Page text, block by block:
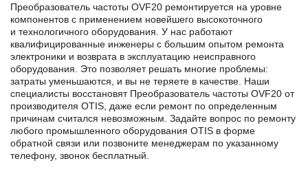
Преобразователь частоты OVF20 ремонтируется на уровне
компонентов с применением новейшего высокоточного
и технологичного оборудования. У нас работают
квалифицированные инженеры с большим опытом ремонта
электроники и возврата в эксплуатацию неисправного
оборудования. Это позволяет решать многие проблемы:
затраты уменьшаются, и вы не теряете в качестве. Наши
специалисты восстановят Преобразователь частоты OVF20 от
производителя OTIS, даже если ремонт по определенным
причинам считался невозможным. Задайте вопрос по ремонту
любого промышленного оборудования OTIS в формe
обратной связи или позвоните менеджерам по указанному
телефону, звонок бесплатный.